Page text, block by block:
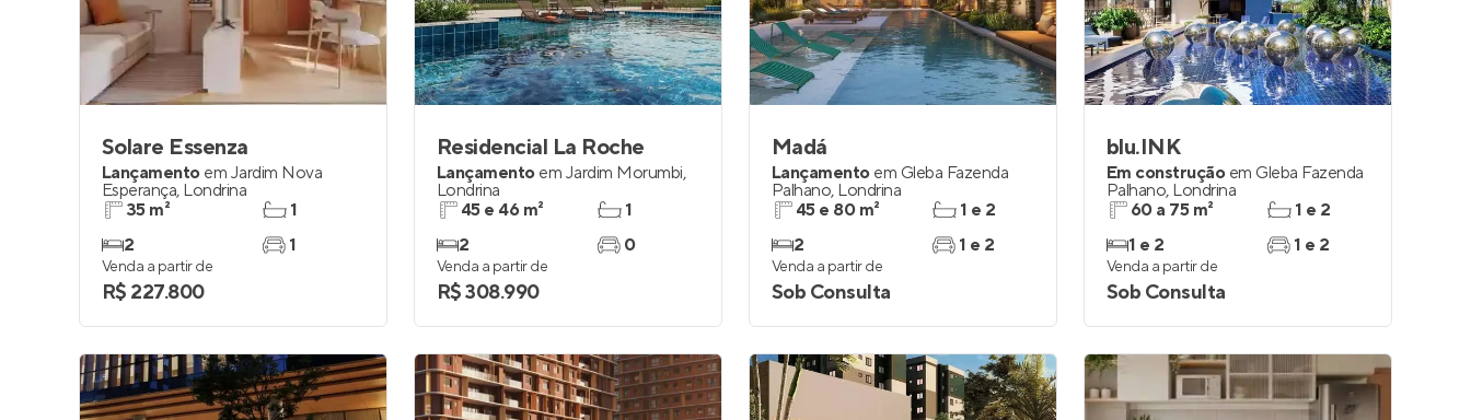
Solare Essenza
Lançamento em Jardim Nova
Esperança, Londrina
35 m²
2
1
1
Venda a partir de
R$ 227.800
Residencial La Roche
Lançamento em Jardim Morumbi,
Londrina
45 e 46 m²
2
1
0
Venda a partir de
R$ 308.990
Madá
Lançamento em Gleba Fazenda
Palhano, Londrina
45 e 80 m²
2
1 e 2
1 e 2
Venda a partir de
Sob Consulta
blu.INK
Em construção em Gleba Fazenda
Palhano, Londrina
60 a 75 m²
1 e 2
1 e 2
1 e 2
Venda a partir de
Sob Consulta